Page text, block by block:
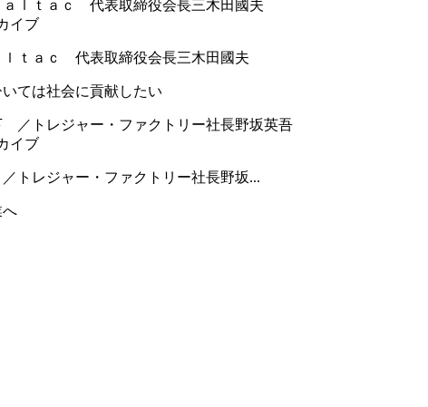
イブ
ｌｔａｃ 代表取締役会長三木田國夫
ては社会に貢献したい
イブ
トレジャー・ファクトリー社長野坂...
へ